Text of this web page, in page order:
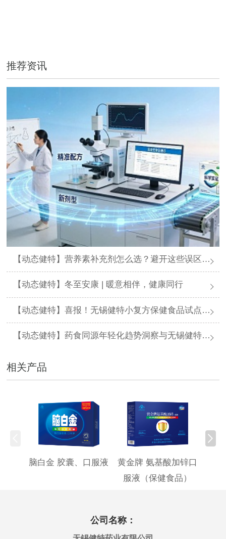
推荐资讯
【动态健特】营养素补充剂怎么选？避开这些误区，科学进补不踩坑
【动态健特】冬至安康 | 暖意相伴，健康同行
【动态健特】喜报！无锡健特小复方保健食品试点申报通过省局初审
【动态健特】药食同源年轻化趋势洞察与无锡健特一站式创新解决方案
相关产品
脑白金 胶囊、口服液
黄金牌 氨基酸加锌口
服液（保健食品）
公司名称：